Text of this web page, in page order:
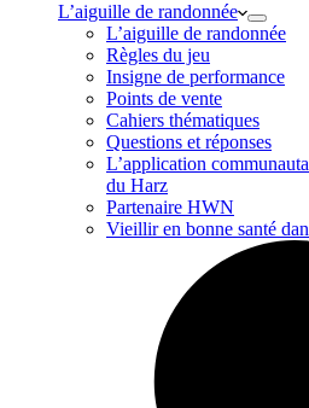
L’aiguille de randonnée
L’aiguille de randonnée
Règles du jeu
Insigne de performance
Points de vente
Cahiers thématiques
Questions et réponses
L’application
du Harz
Partenaire HWN
Vieillir en bonne santé